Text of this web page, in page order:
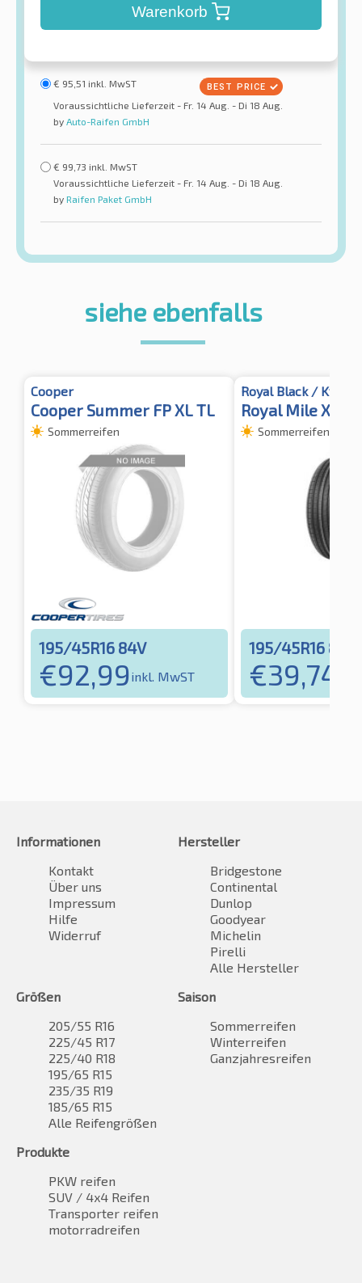
Warenkorb
€ 95,51 inkl. MwST
Voraussichtliche Lieferzeit - Fr. 14 Aug. - Di 18 Aug.
by Auto-Raifen GmbH
€ 99,73 inkl. MwST
Voraussichtliche Lieferzeit - Fr. 14 Aug. - Di 18 Aug.
by Raifen Paket GmbH
siehe ebenfalls
Cooper
Cooper Summer FP XL TL
Sommerreifen
195/45R16 84V
€92,99inkl. MwST
Royal Black / Kyoto
Royal Mile XL
Sommerreifen
195/45R16 84V
€39,74
Informationen
Kontakt
Über uns
Impressum
Hilfe
Widerruf
Hersteller
Bridgestone
Continental
Dunlop
Goodyear
Michelin
Pirelli
Alle Hersteller
Größen
205/55 R16
225/45 R17
225/40 R18
195/65 R15
235/35 R19
185/65 R15
Alle Reifengrößen
Saison
Sommerreifen
Winterreifen
Ganzjahresreifen
Produkte
PKW reifen
SUV / 4x4 Reifen
Transporter reifen
motorradreifen